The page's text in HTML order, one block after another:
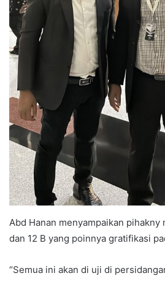
Abd Hanan menyampaikan pihakny
dan 12 B yang poinnya gratifikasi
“Semua ini akan di uji di